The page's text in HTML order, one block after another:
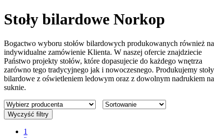
Stoły bilardowe Norkop
Bogactwo wyboru stołów bilardowych produkowanych również na
indywidualne zamówienie Klienta. W naszej ofercie znajdziecie
Państwo projekty stołów, które dopasujecie do każdego wnętrza
zarówno tego tradycyjnego jak i nowoczesnego. Produkujemy stoły
bilardowe z oświetleniem ledowym oraz z dowolnym nadrukiem na
suknie.
Wyczyść filtry
1